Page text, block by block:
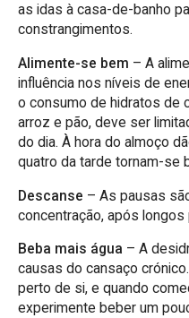
as idas à casa-de-banho
constrangimentos.
Alimente-se bem – A
influência nos níveis de
o consumo de hidratos de
arroz e pão, deve ser
do dia. À hora do almoço
quatro da tarde tornam-se
Descanse – As pausas
concentração, após
Beba mais água – A
causas do cansaço
perto de si, e quando
experimente beber um